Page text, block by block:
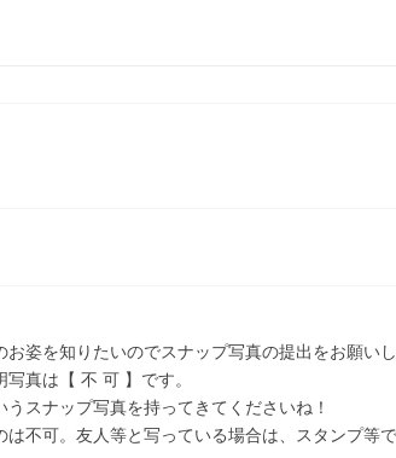
お姿を知りたいのでスナップ写真の提出をお願い
真は【 不 可 】です。
うスナップ写真を持ってきてくださいね！
不可。友人等と写っている場合は、スタンプ等